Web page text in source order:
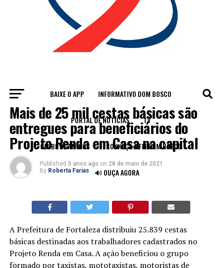
BAIXE O APP INFORMATIVO DOM BOSCO
PORTAL DE NOTÍCIAS TV
CLUBE DE AMIGOS CONHEÇA A FM DOM BOSCO
🔊 OUÇA AGORA
FORTALEZA
Mais de 25 mil cestas básicas são
entregues para beneficiários do
Projeto Renda em Casa na capital
Published 5 anos ago on 28 de maio de 2021
By Roberta Farias
A Prefeitura de Fortaleza distribuiu 25.839 cestas
básicas destinadas aos trabalhadores cadastrados no
Projeto Renda em Casa. A ação beneficiou o grupo
formado por taxistas, mototaxistas, motoristas de